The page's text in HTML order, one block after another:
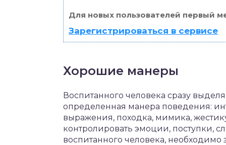
Для новых пользователей первый
Зарегистрироваться в сервисе
Хорошие манеры
Воспитанного человека сразу
определенная манера поведения:
выражения, походка, мимика,
контролировать эмоции, поступки,
воспитанного человека,